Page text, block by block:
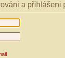
a přihlášeni